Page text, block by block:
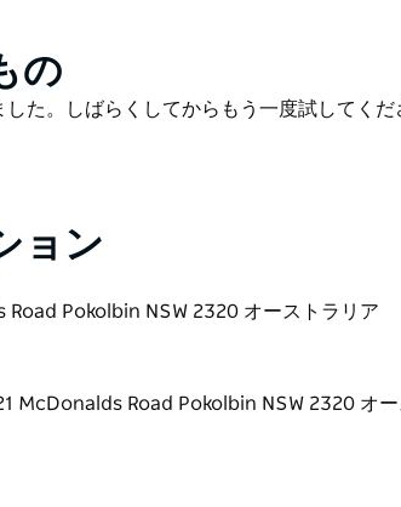
・ギャラリーを13年以上共同経営する傍ら
ました。ロンは30年以上にわたり、高級自
る看板・グラフィックデザイン業界で活躍
アーティストと交流できる活気に満ちた、常
せない存在となることです。
の
した。しばらくしてからもう一度試してくだ
ョン
Road Pokolbin NSW 2320 オーストラリア